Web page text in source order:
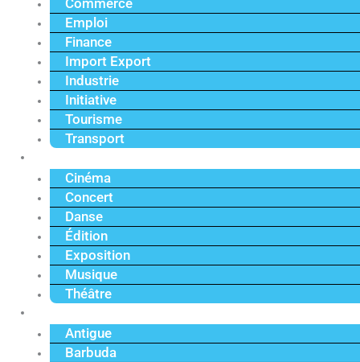
Commerce
Emploi
Finance
Import Export
Industrie
Initiative
Tourisme
Transport
Cinéma
Concert
Danse
Édition
Exposition
Musique
Théâtre
Antigue
Barbuda